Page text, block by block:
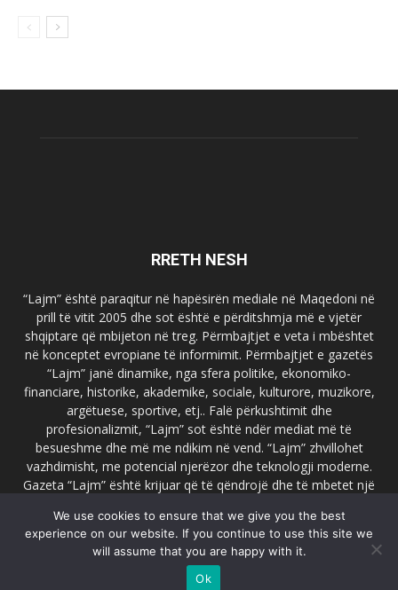
RRETH NESH
“Lajm” është paraqitur në hapësirën mediale në Maqedoni në
prill të vitit 2005 dhe sot është e përditshmja më e vjetër
shqiptare që mbijeton në treg. Përmbajtjet e veta i mbështet
në konceptet evropiane të informimit. Përmbajtjet e gazetës
“Lajm” janë dinamike, nga sfera politike, ekonomiko-
financiare, historike, akademike, sociale, kulturore, muzikore,
argëtuese, sportive, etj.. Falë përkushtimit dhe
profesionalizmit, “Lajm” sot është ndër mediat më të
besueshme dhe më me ndikim në vend. “Lajm” zhvillohet
vazhdimisht, me potencial njerëzor dhe teknologji moderne.
Gazeta “Lajm” është krijuar që të qëndrojë dhe të mbetet një
faqja zyrtare e gazetës “Lajm”, www.lajmpress.org është një
ndër portalet më të njohur në Maqedoni.
lajm.sk@gmail.com
We use cookies to ensure that we give you the best
experience on our website. If you continue to use this site we
will assume that you are happy with it.
Ok